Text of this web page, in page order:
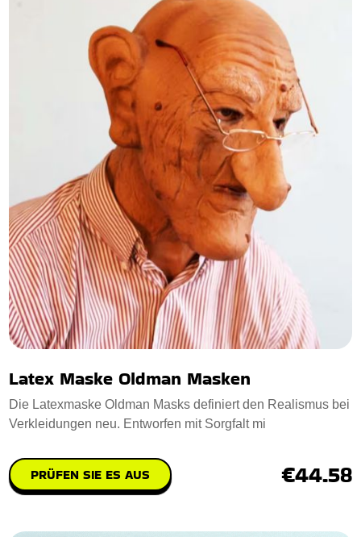
Latex Maske Oldman Masken
Die Latexmaske Oldman Masks definiert den Realismus bei
Verkleidungen neu. Entworfen mit Sorgfalt mi
PRÜFEN SIE ES AUS €44.58